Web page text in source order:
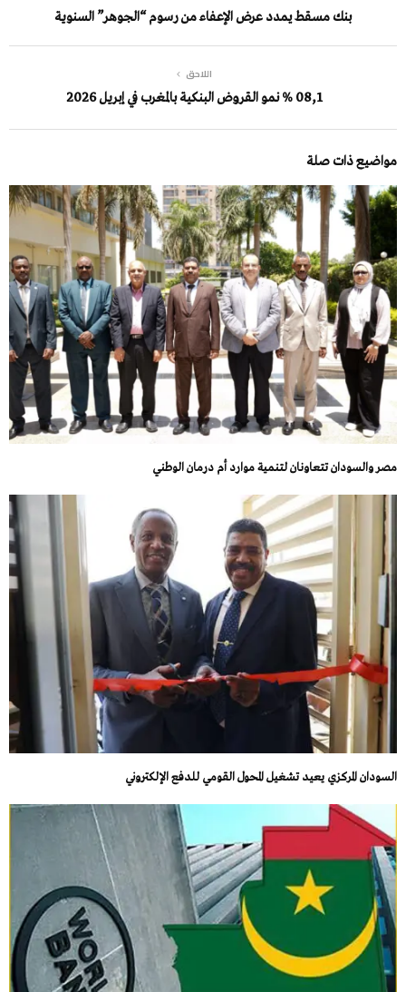
بنك مسقط يمدد عرض الإعفاء من رسوم “الجوهر” السنوية
اللاحق
08,1 % نمو القروض البنكية بالمغرب في إبريل 2026
مواضيع ذات صلة
مصر والسودان تتعاونان لتنمية موارد أم درمان الوطني
السودان المركزي يعيد تشغيل المحول القومي للدفع الإلكتروني